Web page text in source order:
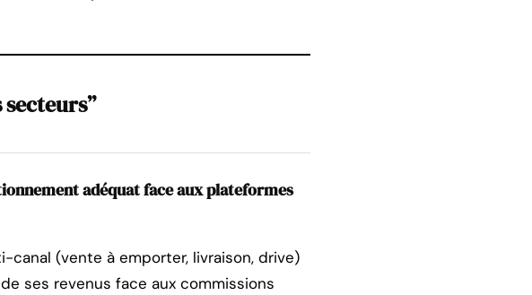
secteurs”
adéquat face aux plateformes
(vente à emporter, livraison, drive)
ses revenus face aux commissions